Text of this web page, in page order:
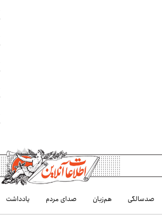
صدسالگی هم‌زبان صدای مردم یادداشت